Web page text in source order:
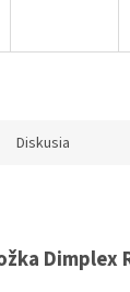
Diskusia
Dimplex